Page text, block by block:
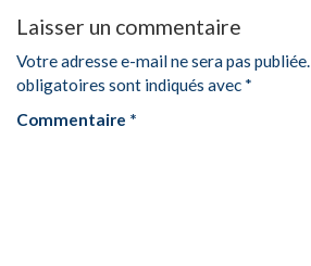
Laisser un commentaire
Votre adresse e-mail ne sera pas publiée.
obligatoires sont indiqués avec *
Commentaire *